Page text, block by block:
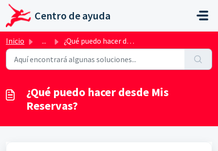
Ir al contenido principal
Centro de ayuda
Inicio ... ¿Qué puedo hacer desde Mis Reservas?
¿Qué puedo hacer desde Mis
Reservas?